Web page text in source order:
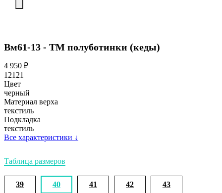
Вм61-13 - ТМ полуботинки (кеды)
4 950 ₽
12121
Цвет
черный
Материал верха
текстиль
Подкладка
текстиль
Все характеристики ↓
Таблица размеров
39 40 41 42 43